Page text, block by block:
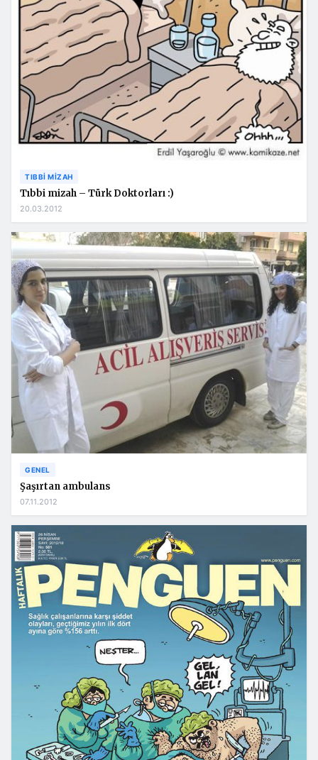
TIBBI MIZAH
Tıbbi mizah – Türk Doktorları :)
20.03.2012
GENEL
Şaşırtan ambulans
07.11.2012